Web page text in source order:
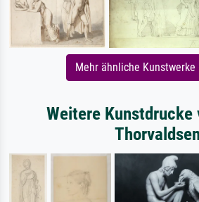
Mehr ähnliche Kunstwerke
Weitere Kunstdrucke
Thorvaldsen